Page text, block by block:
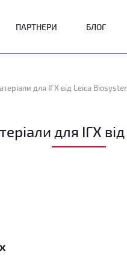
ПАРТНЕРИ БЛОГ
для ІГХ від Leica
для ІГХ